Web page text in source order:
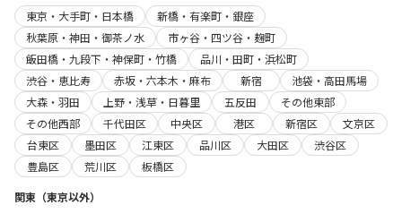
東京・大手町・日本橋
新橋・有楽町・銀座
秋葉原・神田・御茶ノ水
市ヶ谷・四ツ谷・麹町
飯田橋・九段下・神保町・竹橋
品川・田町・浜松町
渋谷・恵比寿
赤坂・六本木・麻布 新宿
池袋・高田馬場
大森・羽田
上野・浅草・日暮里 五反田
その他東部
その他西部
千代田区 中央区 港区 新宿区
文京区
台東区
墨田区 江東区 品川区 大田区
渋谷区
豊島区
荒川区
板橋区
関東（東京以外）